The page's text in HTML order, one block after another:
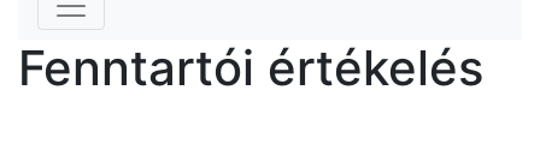
Fenntartói értékelés